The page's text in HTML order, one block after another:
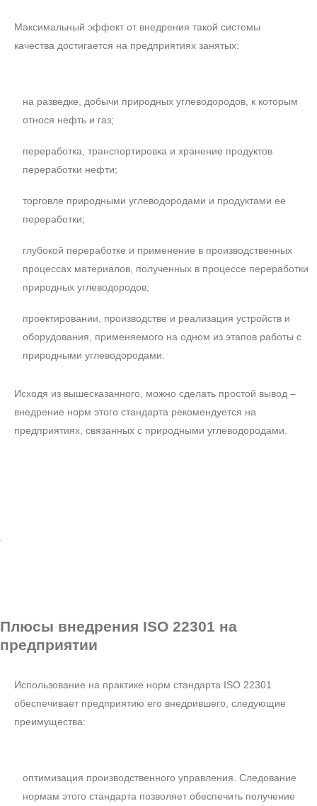
Максимальный эффект от внедрения такой системы
качества достигается на предприятиях занятых:
на разведке, добычи природных углеводородов, к которым
относя нефть и газ;
переработка, транспортировка и хранение продуктов
переработки нефти;
торговле природными углеводородами и продуктами ее
переработки;
глубокой переработке и применение в производственных
процессах материалов, полученных в процессе переработки
природных углеводородов;
проектировании, производстве и реализация устройств и
оборудования, применяемого на одном из этапов работы с
природными углеводородами.
Исходя из вышесказанного, можно сделать простой вывод –
внедрение норм этого стандарта рекомендуется на
предприятиях, связанных с природными углеводородами.
Плюсы внедрения ISO 22301 на
предприятии
Использование на практике норм стандарта ISO 22301
обеспечивает предприятию его внедрившего, следующие
преимущества:
оптимизация производственного управления. Следование
нормам этого стандарта позволяет обеспечить получение